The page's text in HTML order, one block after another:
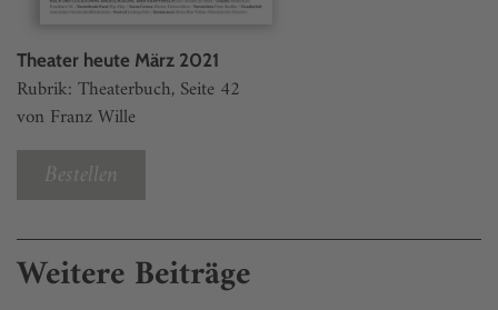
Theater heute März 2021
Rubrik: Theaterbuch, Seite 42
von Franz Wille
Bestellen
Weitere Beiträge